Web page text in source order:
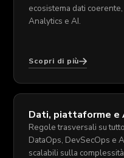
ecosistema dati
Analytics e AI.
Scopri di più
Dati, piattaforme e
Regole trasversali su
DataOps, DevSecOps e
scalabili sulla